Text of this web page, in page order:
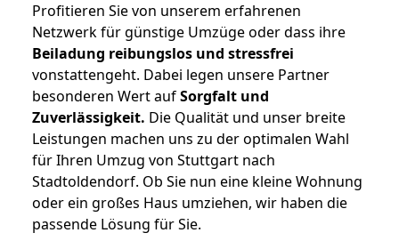
Profitieren Sie von unserem erfahrenen
Netzwerk für günstige Umzüge oder dass ihre
Beiladung reibungslos und stressfrei
vonstattengeht. Dabei legen unsere Partner
besonderen Wert aufSorgfalt und
Zuverlässigkeit. Die Qualität und unser breite
Leistungen machen uns zu der optimalen Wahl
für Ihren Umzug von Stuttgart nach
Stadtoldendorf. Ob Sie nun eine kleine Wohnung
oder ein großes Haus umziehen, wir haben die
passende Lösung für Sie.